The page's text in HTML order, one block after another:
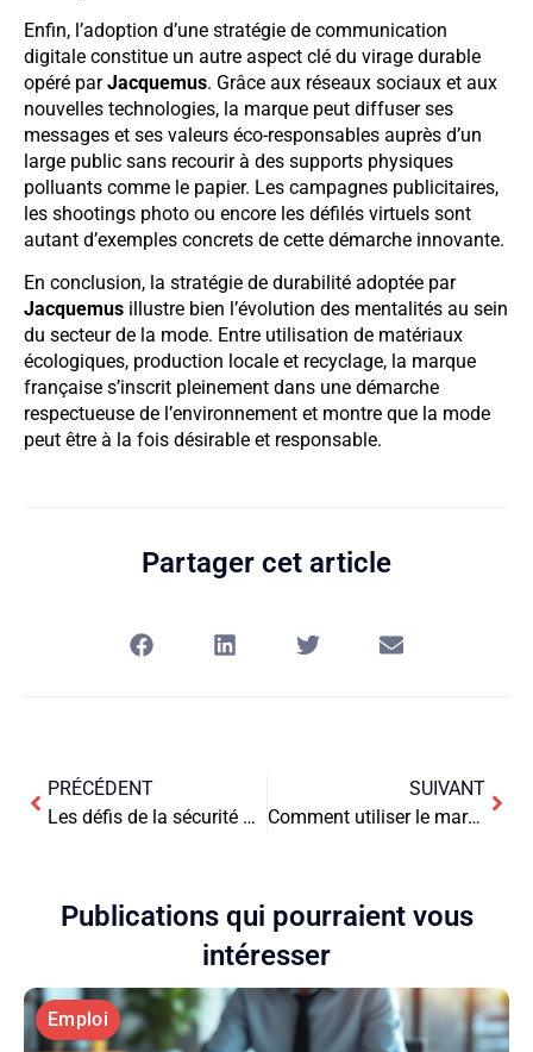
Enfin, l’adoption d’une stratégie de communication
digitale constitue un autre aspect clé du virage durable
opéré parJacquemus. Grâce aux réseaux sociaux et aux
nouvelles technologies, la marque peut diffuser ses
messages et ses valeurs éco-responsables auprès d’un
large public sans recourir à des supports physiques
polluants comme le papier. Les campagnes publicitaires,
les shootings photo ou encore les défilés virtuels sont
autant d’exemples concrets de cette démarche innovante.
En conclusion, la stratégie de durabilité adoptée par
Jacquemus illustre bien l’évolution des mentalités au sein
du secteur de la mode. Entre utilisation de matériaux
écologiques, production locale et recyclage, la marque
française s’inscrit pleinement dans une démarche
respectueuse de l’environnement et montre que la mode
peut être à la fois désirable et responsable.
Partager cet article
PRÉCÉDENT
Les défis de la sécurité pour les livreurs Uber et comment les résoudre
SUIVANT
Comment utiliser le marketing expérimental pour améliorer votre image de marque ?
Publications qui pourraient vous
intéresser
Emploi